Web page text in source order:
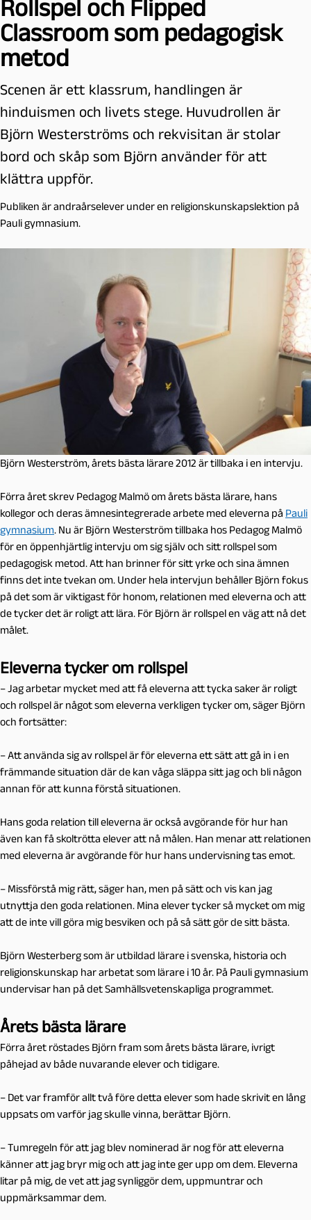
Rollspel och Flipped
Classroom som pedagogisk
metod
Scenen är ett klassrum, handlingen är
hinduismen och livets stege. Huvudrollen är
Björn Westerströms och rekvisitan är stolar
bord och skåp som Björn använder för att
klättra uppför.
Publiken är andraårselever under en religionskunskapslektion på
Pauli gymnasium.
Björn Westerström, årets bästa lärare 2012 är tillbaka i en intervju.
Förra året skrev Pedagog Malmö om årets bästa lärare, hans
kollegor och deras ämnesintegrerade arbete med eleverna på Pauli
gymnasium. Nu är Björn Westerström tillbaka hos Pedagog Malmö
för en öppenhjärtlig intervju om sig själv och sitt rollspel som
pedagogisk metod. Att han brinner för sitt yrke och sina ämnen
finns det inte tvekan om. Under hela intervjun behåller Björn fokus
på det som är viktigast för honom, relationen med eleverna och att
de tycker det är roligt att lära. För Björn är rollspel en väg att nå det
målet.
Eleverna tycker om rollspel
– Jag arbetar mycket med att få eleverna att tycka saker är roligt
och rollspel är något som eleverna verkligen tycker om, säger Björn
och fortsätter:
– Att använda sig av rollspel är för eleverna ett sätt att gå in i en
främmande situation där de kan våga släppa sitt jag och bli någon
annan för att kunna förstå situationen.
Hans goda relation till eleverna är också avgörande för hur han
även kan få skoltrötta elever att nå målen. Han menar att relationen
med eleverna är avgörande för hur hans undervisning tas emot.
– Missförstå mig rätt, säger han, men på sätt och vis kan jag
utnyttja den goda relationen. Mina elever tycker så mycket om mig
att de inte vill göra mig besviken och på så sätt gör de sitt bästa.
Björn Westerberg som är utbildad lärare i svenska, historia och
religionskunskap har arbetat som lärare i 10 år. På Pauli gymnasium
undervisar han på det Samhällsvetenskapliga programmet.
Årets bästa lärare
Förra året röstades Björn fram som årets bästa lärare, ivrigt
påhejad av både nuvarande elever och tidigare.
– Det var framför allt två före detta elever som hade skrivit en lång
uppsats om varför jag skulle vinna, berättar Björn.
– Tumregeln för att jag blev nominerad är nog för att eleverna
känner att jag bryr mig och att jag inte ger upp om dem. Eleverna
litar på mig, de vet att jag synliggör dem, uppmuntrar och
uppmärksammar dem.